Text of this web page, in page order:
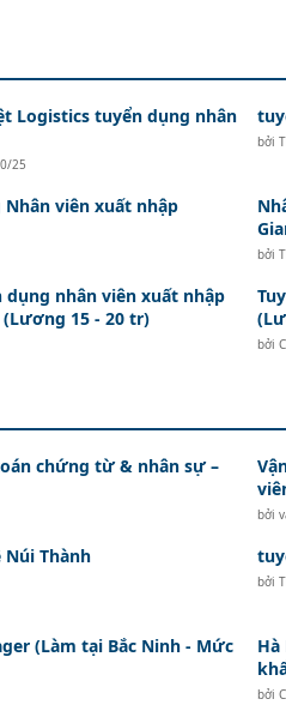
Logistics tuyển dụng nhân
25
bởi
viên xuất nhập
bởi
nhân viên xuất nhập
15 - 20 tr)
bởi
chứng từ & nhân sự –
bởi
Núi Thành
bởi
(Làm tại Bắc Ninh - Mức
bởi